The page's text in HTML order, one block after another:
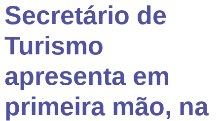
Secretário de
Turismo
apresenta em
primeira mão, na